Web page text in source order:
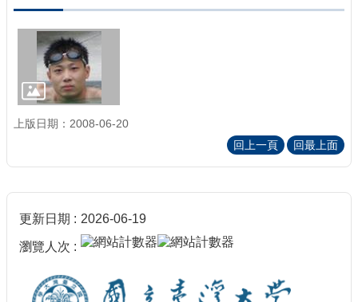
上版日期：2008-06-20
回上一頁
回最上面
更新日期 2026-06-19
瀏覽人次